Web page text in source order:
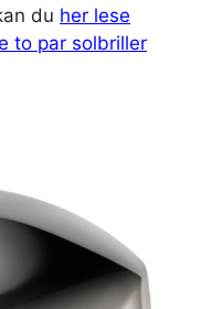
du her lese
to par solbriller